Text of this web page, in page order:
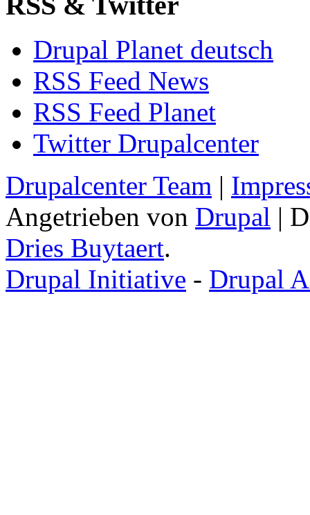
Drupal Planet deutsch
RSS Feed News
RSS Feed Planet
Twitter Drupalcenter
Drupalcenter Team |
Angetrieben von Drupal |
Dries Buytaert.
Drupal Initiative - Drupal